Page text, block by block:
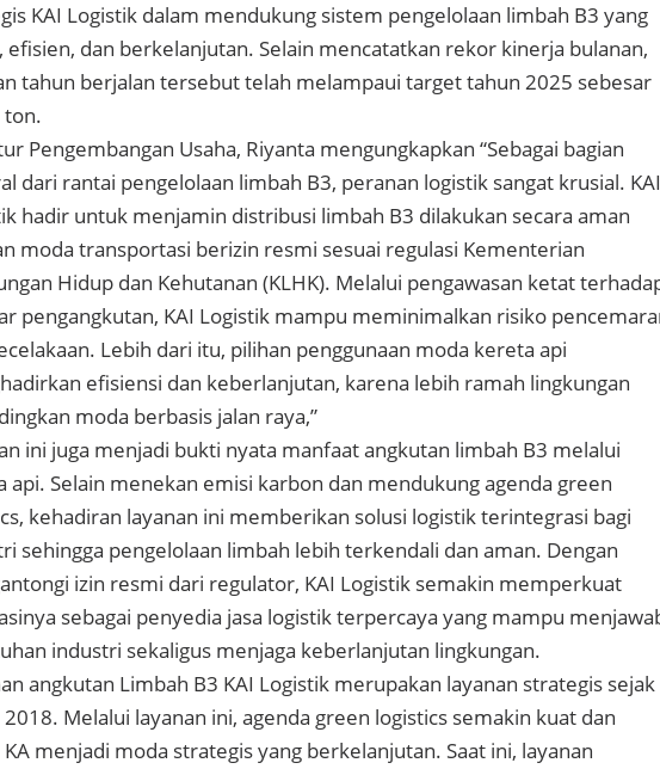
KAI Logistik dalam mendukung sistem pengelolaan limbah B3 yang
efisien, dan berkelanjutan. Selain mencatatkan rekor kinerja bulanan,
tahun berjalan tersebut telah melampaui target tahun 2025 sebesar
ton.
Pengembangan Usaha, Riyanta mengungkapkan “Sebagai bagian
dari rantai pengelolaan limbah B3, peranan logistik sangat krusial. KAI
hadir untuk menjamin distribusi limbah B3 dilakukan secara aman
moda transportasi berizin resmi sesuai regulasi Kementerian
Hidup dan Kehutanan (KLHK). Melalui pengawasan ketat
pengangkutan, KAI Logistik mampu meminimalkan risiko
Lebih dari itu, pilihan penggunaan moda kereta api
efisiensi dan keberlanjutan, karena lebih ramah lingkungan
moda berbasis jalan raya,”
ini juga menjadi bukti nyata manfaat angkutan limbah B3 melalui
api. Selain menekan emisi karbon dan mendukung agenda green
kehadiran layanan ini memberikan solusi logistik terintegrasi bagi
sehingga pengelolaan limbah lebih terkendali dan aman. Dengan
izin resmi dari regulator, KAI Logistik semakin memperkuat
sebagai penyedia jasa logistik terpercaya yang mampu
industri sekaligus menjaga keberlanjutan lingkungan.
angkutan Limbah B3 KAI Logistik merupakan layanan strategis sejak
Melalui layanan ini, agenda green logistics semakin kuat dan
menjadi moda strategis yang berkelanjutan. Saat ini, layanan